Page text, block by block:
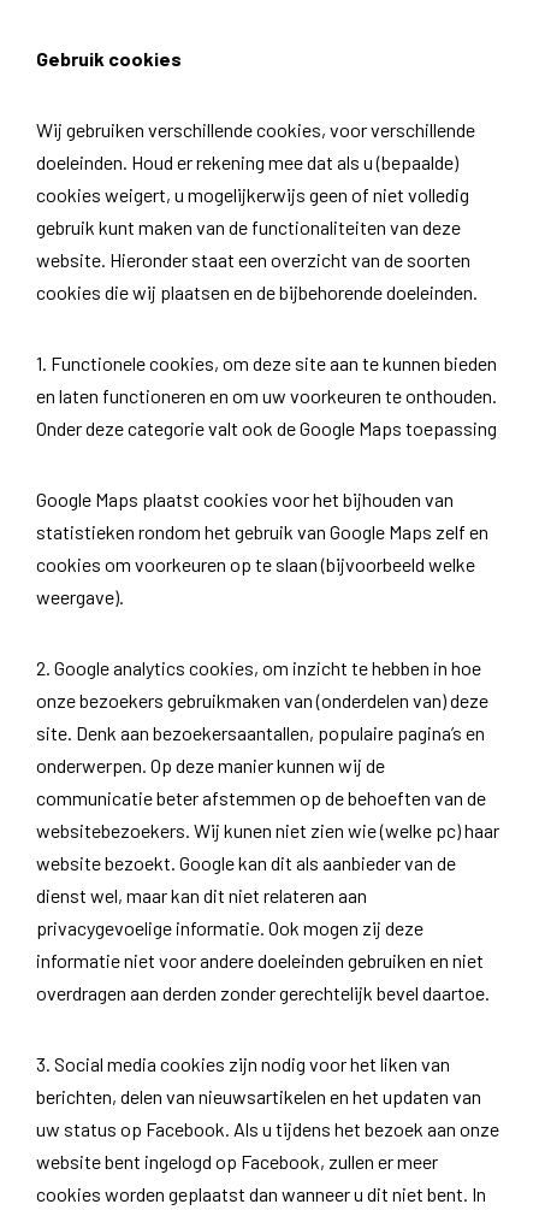
Gebruik cookies
Wij gebruiken verschillende cookies, voor verschillende
doeleinden. Houd er rekening mee dat als u (bepaalde)
cookies weigert, u mogelijkerwijs geen of niet volledig
gebruik kunt maken van de functionaliteiten van deze
website. Hieronder staat een overzicht van de soorten
cookies die wij plaatsen en de bijbehorende doeleinden.
1. Functionele cookies, om deze site aan te kunnen bieden
en laten functioneren en om uw voorkeuren te onthouden.
Onder deze categorie valt ook de Google Maps toepassing
Google Maps plaatst cookies voor het bijhouden van
statistieken rondom het gebruik van Google Maps zelf en
cookies om voorkeuren op te slaan (bijvoorbeeld welke
weergave).
2. Google analytics cookies, om inzicht te hebben in hoe
onze bezoekers gebruikmaken van (onderdelen van) deze
site. Denk aan bezoekersaantallen, populaire pagina’s en
onderwerpen. Op deze manier kunnen wij de
communicatie beter afstemmen op de behoeften van de
websitebezoekers. Wij kunen niet zien wie (welke pc) haar
website bezoekt. Google kan dit als aanbieder van de
dienst wel, maar kan dit niet relateren aan
privacygevoelige informatie. Ook mogen zij deze
informatie niet voor andere doeleinden gebruiken en niet
overdragen aan derden zonder gerechtelijk bevel daartoe.
3. Social media cookies zijn nodig voor het liken van
berichten, delen van nieuwsartikelen en het updaten van
uw status op Facebook. Als u tijdens het bezoek aan onze
website bent ingelogd op Facebook, zullen er meer
cookies worden geplaatst dan wanneer u dit niet bent. In